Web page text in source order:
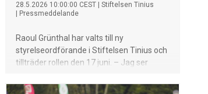
28.5.2026 10:00:00 CEST
Stiftelsen Tinius
Pressmeddelande
Raoul Grünthal har valts till ny
styrelseordförande i Stiftelsen Tinius och
tillträder rollen den 17 juni. – Jag ser
leda styrelsen i en otroligt spännande tid,